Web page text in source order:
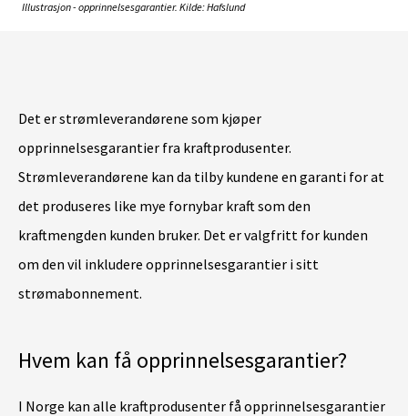
Illustrasjon - opprinnelsesgarantier. Kilde: Hafslund
Det er strømleverandørene som kjøper
opprinnelsesgarantier fra kraftprodusenter.
Strømleverandørene kan da tilby kundene en garanti for at
det produseres like mye fornybar kraft som den
kraftmengden kunden bruker. Det er valgfritt for kunden
om den vil inkludere opprinnelsesgarantier i sitt
strømabonnement.
Hvem kan få opprinnelsesgarantier?
I Norge kan alle kraftprodusenter få opprinnelsesgarantier